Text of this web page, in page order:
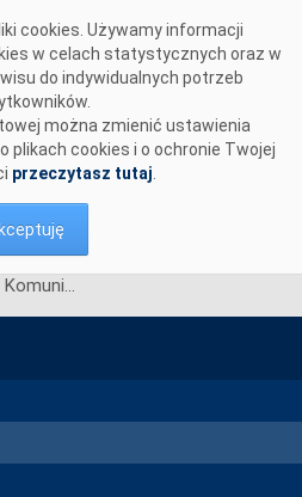
cookies. Używamy informacji
w celach statystycznych oraz w
do indywidualnych potrzeb
można zmienić ustawienia
plikach cookies i o ochronie Twojej
przeczytasz tutaj
Komunikat Operatora Systemu Przesyłowego dotyczący Karty aktualizacji nr CB/16/2016 IRiESP - Bilansowanie